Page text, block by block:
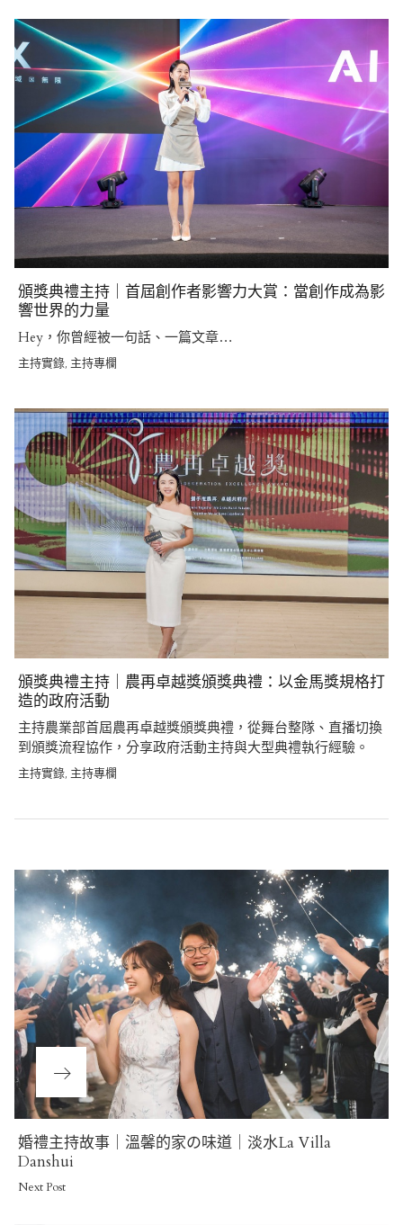
頒獎典禮主持｜首屆創作者影響力大賞：當創作成為影
響世界的力量
Hey，你曾經被一句話、一篇文章…
主持實錄, 主持專欄
頒獎典禮主持｜農再卓越獎頒獎典禮：以金馬獎規格打
造的政府活動
主持農業部首屆農再卓越獎頒獎典禮，從舞台整隊、直播切換
到頒獎流程協作，分享政府活動主持與大型典禮執行經驗。
主持實錄 主持專欄
Post
navigation
Next
Post
婚禮主持故事｜溫馨的家の味道｜淡水La Villa
Danshui
Next Post